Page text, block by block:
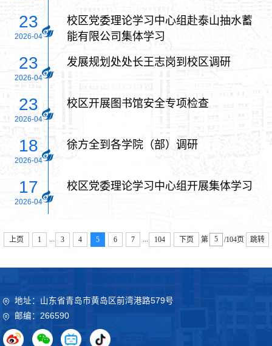
23
2026-04
校区党委理论学习中心组赴泰山抽水蓄
能有限公司集体学习
23
2026-04
发展规划处处长王志岗到校区调研
23
2026-04
校区开展图书馆安全专项检查
18
2026-04
徐方全到各学院（部）调研
17
2026-04
校区党委理论学习中心组开展集体学习
上页 1 3 4 5 6 7 104 下页 第 /104页 跳转
地址：山东省青岛市黄岛区前湾港路579号
邮编：266590